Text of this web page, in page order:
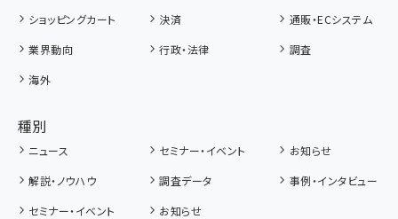
ショッピングカート
決済
通販・ECシステム
業界動向
行政・法律
調査
海外
種別
ニュース セミナー・イベント
お知らせ
解説・ノウハウ
調査データ
事例・インタビュー
セミナー・イベント
お知らせ